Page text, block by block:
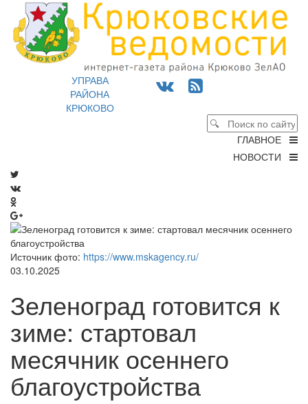
УПРАВА
РАЙОНА
КРЮКОВО
ГЛАВНОЕ
НОВОСТИ
Источник фото: https://www.mskagency.ru/
03.10.2025
Зеленоград готовится к
зиме: стартовал
месячник осеннего
благоустройства